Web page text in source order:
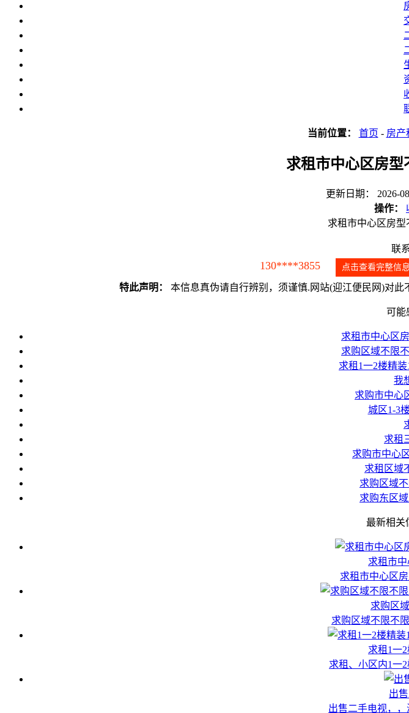
当前位置： 首页 - 房产
求租市中心区房型
更新日期： 2026-
操作：
求租市中心区房
联
130****3855 点击查看完整信息
特此声明： 本信息真伪请自行辨别，须谨慎.网站(迎江便民网)对
可能
求租市中心区
求购区域不限
求租1一2楼精
我
求购市中心
城区1-3
求租
求购市中心
求租区域
求购区域
求购东区
最新相关
求租市
求租市中心区
求购区
求购区域不限不
求租1一
求租、小区内1一
出
出售二手电视，，